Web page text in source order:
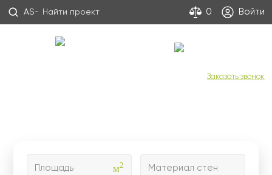
AS- 0 Войти
Заказать звонок
Площадь м2 Материал стен